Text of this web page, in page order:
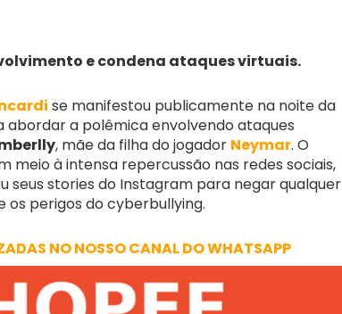
e condena ataques virtuais.
se manifestou publicamente na noite da
a polêmica envolvendo ataques
, mãe da filha do jogador Neymar. O
meio à intensa repercussão nas redes sociais,
seus stories do Instagram para negar qualquer
perigos do cyberbullying.
NO NOSSO CANAL DO WHATSAPP